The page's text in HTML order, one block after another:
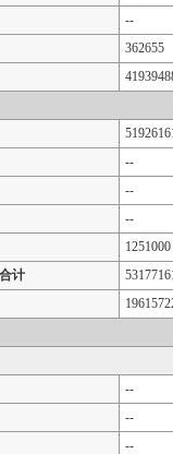
--
362655
--
--
--
1251000
计
--
--
--